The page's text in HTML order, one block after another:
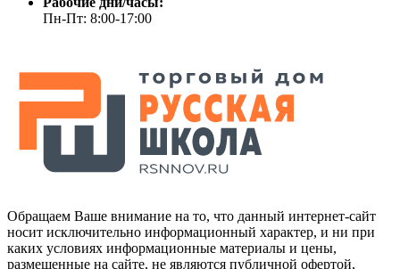
Пн-Пт: 8:00-17:00
Обращаем Ваше внимание на то, что данный интернет-сайт
носит исключительно информационный характер, и ни при
каких условиях информационные материалы и цены,
размещенные на сайте, не являются публичной офертой,